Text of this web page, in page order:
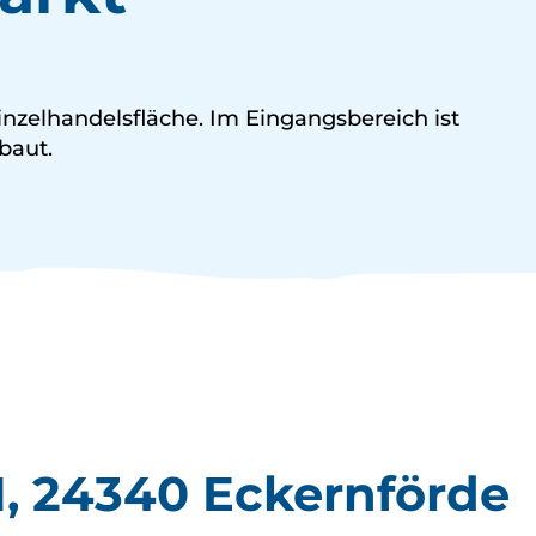
Im Eingangsbereich ist
24340 Eckernförde